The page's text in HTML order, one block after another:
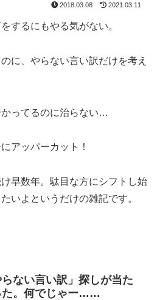
2018.03.08 2021.03.11
するにもやる気がない。
に、やらない言い訳だけを考え
ってるのに治らない…
アッパーカット！
早数年。駄目な方にシフトし始
いよというだけの雑記です。
ない言い訳」探しが当た
た。何でじゃー……